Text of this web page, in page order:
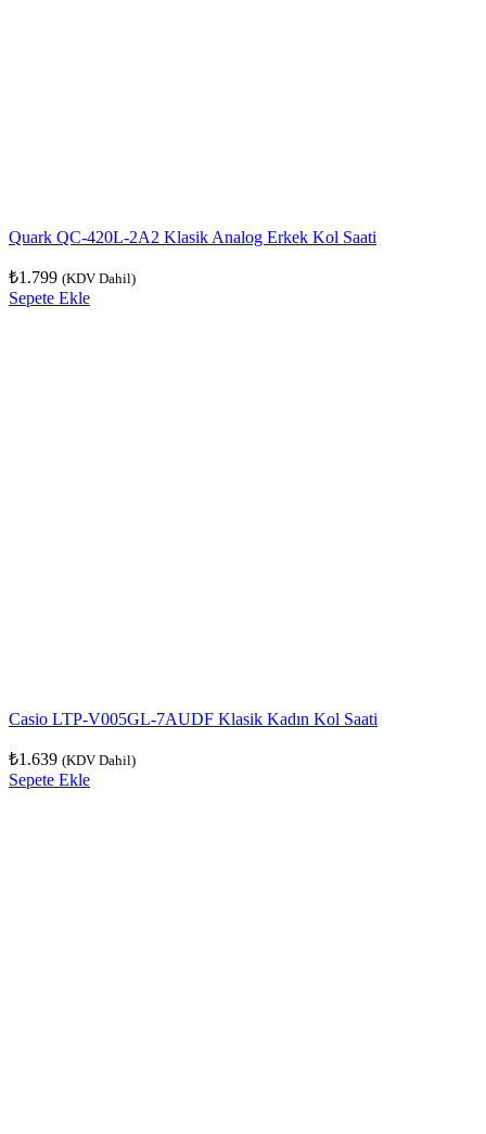
Quark QC-420L-2A2 Klasik Analog Erkek Kol Saati
₺1.799 (KDV Dahil)
Sepete Ekle
Casio LTP-V005GL-7AUDF Klasik Kadın Kol Saati
₺1.639 (KDV Dahil)
Sepete Ekle